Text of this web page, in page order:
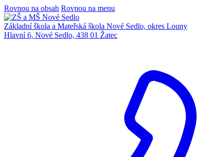
Rovnou na obsah Rovnou na menu
Základní škola a Mateřská škola Nové Sedlo, okres Louny
Hlavní 6, Nové Sedlo, 438 01 Žatec